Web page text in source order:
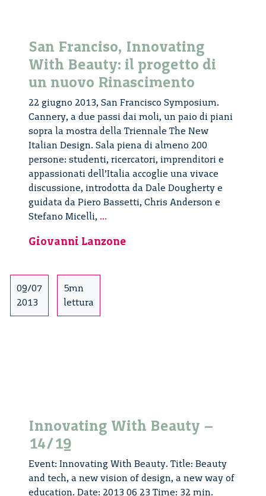
San Franciso, Innovating
With Beauty: il progetto di
un nuovo Rinascimento
22 giugno 2013, San Francisco Symposium.
Cannery, a due passi dai moli, un paio di piani
sopra la mostra della Triennale The New
Italian Design. Sala piena di almeno 200
persone: studenti, ricercatori, imprenditori e
appassionati dell’Italia accoglie una vivace
discussione, introdotta da Dale Dougherty e
guidata da Piero Bassetti, Chris Anderson e
Stefano Micelli, ...
Innovating
Giovanni Lanzone
09/07
2013
5mn
lettura
Innovating With Beauty –
14/19
Event: Innovating With Beauty. Title: Beauty
and tech, a new vision of design, a new way of
education. Date: 2013 06 23 Time: 32 min.